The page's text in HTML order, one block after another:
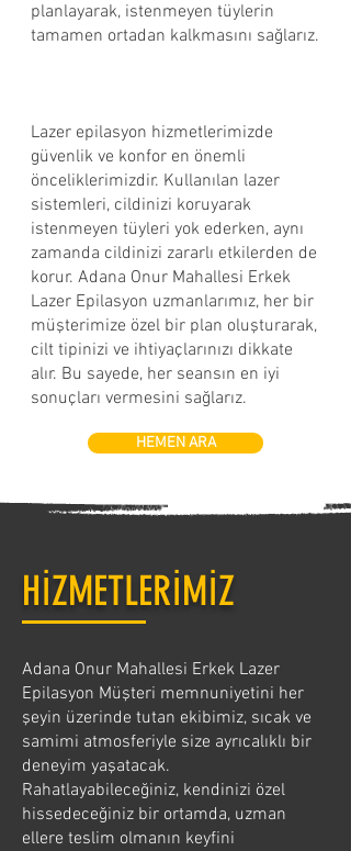
planlayarak, istenmeyen tüylerin
tamamen ortadan kalkmasını sağlarız.​
Lazer epilasyon hizmetlerimizde
güvenlik ve konfor en önemli
önceliklerimizdir. Kullanılan lazer
sistemleri, cildinizi koruyarak
istenmeyen tüyleri yok ederken, aynı
zamanda cildinizi zararlı etkilerden de
korur. Adana Onur Mahallesi Erkek
Lazer Epilasyon uzmanlarımız, her bir
müşterimize özel bir plan oluşturarak,
cilt tipinizi ve ihtiyaçlarınızı dikkate
alır. Bu sayede, her seansın en iyi
sonuçları vermesini sağlarız.
HEMEN ARA
HİZMETLERİMİZ
Adana Onur Mahallesi Erkek Lazer
Epilasyon Müşteri memnuniyetini her
şeyin üzerinde tutan ekibimiz, sıcak ve
samimi atmosferiyle size ayrıcalıklı bir
deneyim yaşatacak.
Rahatlayabileceğiniz, kendinizi özel
hissedeceğiniz bir ortamda, uzman
ellere teslim olmanın keyfini